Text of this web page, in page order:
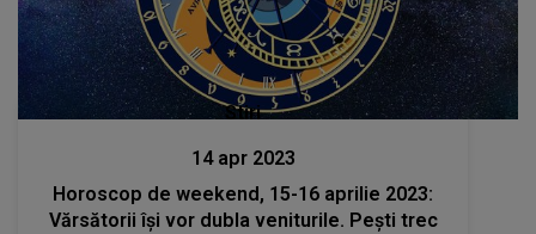
Stiri
14 apr 2023
Horoscop de weekend, 15-16 aprilie 2023:
Vărsătorii își vor dubla veniturile. Pești trec